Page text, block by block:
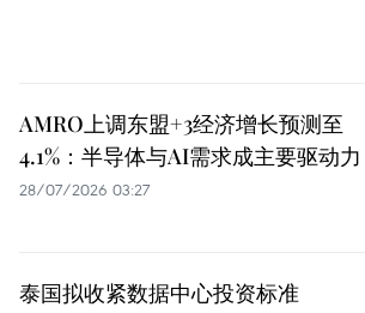
AMRO上调东盟+3经济增长预测至
4.1%：半导体与AI需求成主要驱动力
28/07/2026 03:27
泰国拟收紧数据中心投资标准